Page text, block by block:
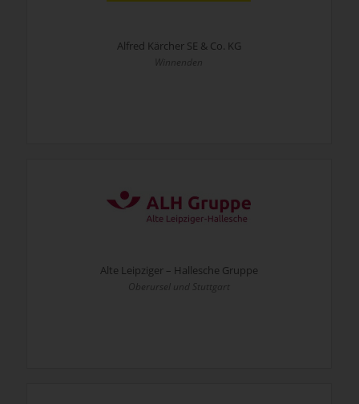
Alfred Kärcher SE & Co. KG
Winnenden
Alte Leipziger – Hallesche Gruppe
Oberursel und Stuttgart